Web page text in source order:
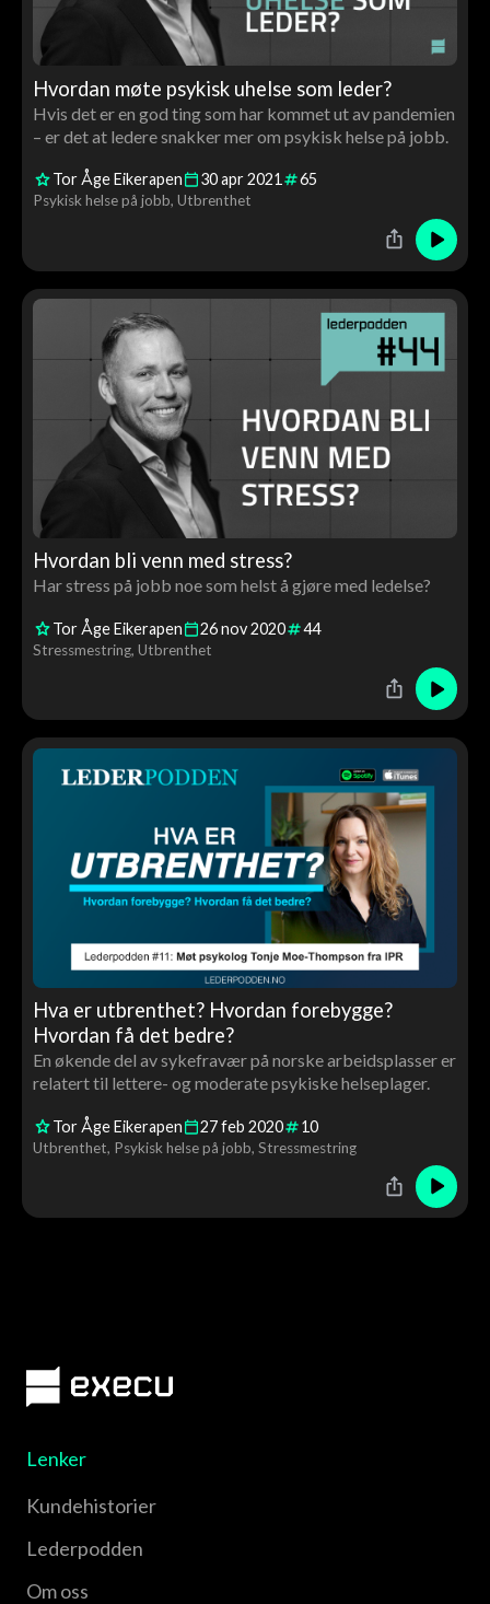
Hvordan møte psykisk uhelse som leder?
Hvis det er en god ting som har kommet ut av pandemien
– er det at ledere snakker mer om psykisk helse på jobb.
Tor Åge Eikerapen 30apr2021 65
Psykisk helse på jobb Utbrenthet
Hvordan bli venn med stress?
Har stress på jobb noe som helst å gjøre med ledelse?
Tor Åge Eikerapen 26nov2020 44
Stressmestring Utbrenthet
Hva er utbrenthet? Hvordan forebygge?
Hvordan få det bedre?
En økende del av sykefravær på norske arbeidsplasser er
relatert til lettere- og moderate psykiske helseplager.
Tor Åge Eikerapen 27feb 2020 10
Utbrenthet Psykisk helse på jobb Stressmestring
Lenker
Kundehistorier
Lederpodden
Om oss